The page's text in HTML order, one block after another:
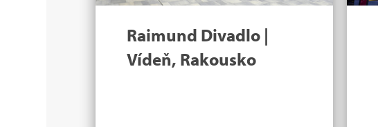
Raimund Divadlo |
Vídeň, Rakousko